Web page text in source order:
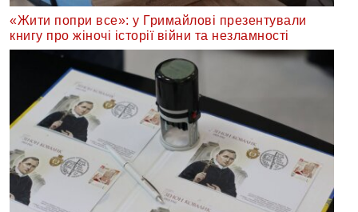
«Жити попри все»: у Гримайлові презентували
книгу про жіночі історії війни та незламності